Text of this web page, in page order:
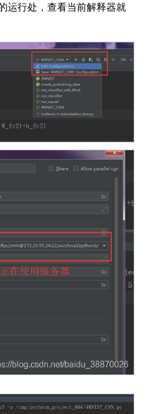
运行处，查看当前解释器就